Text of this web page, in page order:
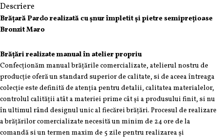
Descriere
Brățară Pardo realizată cu șnur împletit și pietre semiprețioase
Bronzit Maro
Brățări realizate manual în atelier propriu
Confecționăm manual brățările comercializate, atelierul nostru de
producție oferă un standard superior de calitate, si de aceea întreaga
colecție este definită de atenția pentru detalii, calitatea materialelor,
controlul calității atât a materiei prime cât și a produsului finit, si nu
în ultimul rând designul unic al fiecărei brățări. Procesul de realizare
a brățărilor comercializate necesită un minim de 24 ore de la
comandă si un termen maxim de 5 zile pentru realizarea și